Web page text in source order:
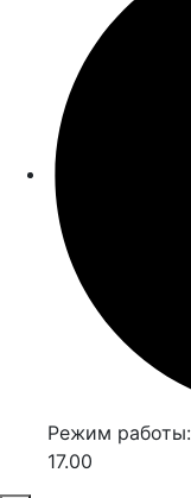
Режим
17.00